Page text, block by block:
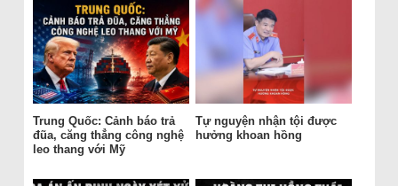
Trung Quốc: Cảnh báo trả
đũa, căng thẳng công nghệ
leo thang với Mỹ
Tự nguyện nhận tội được
hưởng khoan hồng